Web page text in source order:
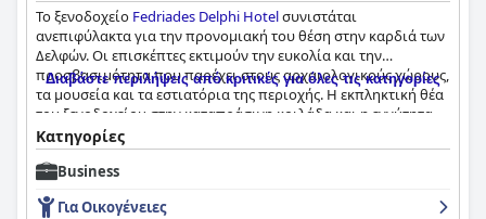
Το ξενοδοχείο Fedriades Delphi Hotelσυνιστάται
ανεπιφύλακτα για την προνομιακή του θέση στην καρδιά των
Δελφών. Οι επισκέπτες εκτιμούν την ευκολία και την
προσβασιμότητα που παρέχει στους αρχαιολογικούς χώρους,
τα μουσεία και τα εστιατόρια της περιοχής. Η εκπληκτική θέα
του ξενοδοχείου στην καταπράσινη κοιλάδα και η εγγύτητα
στο ναό του Απόλλωνα αξίζει να σημειωθεί με ορισμένους
επισκέπτες να την περιγράφουν ως εκπληκτική. Ο μπουφές
πρωινού του ξενοδοχείου έχει επίσης επαινεθεί ιδιαίτερα με
τους επισκέπτες να τον χαρακτηρίζουν καλό, φανταστικό και
εξαιρετικό. Η ποιότητα του φαγητού έχει επαινεθεί με τους
Διαβάστε περιλήψεις από κριτικές για όλες τις κατηγορίες
Κατηγορίες
Business
Για Οικογένειες